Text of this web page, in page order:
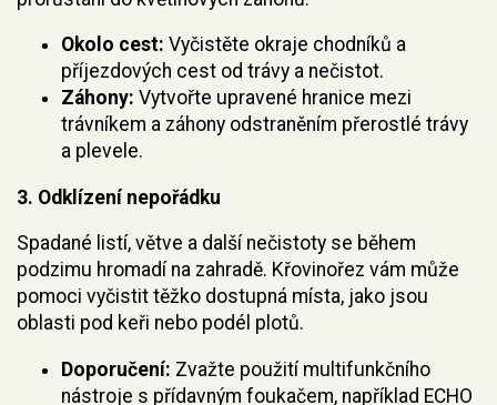
Okolo cest: Vyčistěte okraje chodníků a
příjezdových cest od trávy a nečistot.
Záhony: Vytvořte upravené hranice mezi
trávníkem a záhony odstraněním přerostlé trávy
a plevele.
3. Odklízení nepořádku
Spadané listí, větve a další nečistoty se během
podzimu hromadí na zahradě. Křovinořez vám může
pomoci vyčistit těžko dostupná místa, jako jsou
oblasti pod keři nebo podél plotů.
Doporučení: Zvažte použití multifunkčního
nástroje s přídavným foukačem, například ECHO